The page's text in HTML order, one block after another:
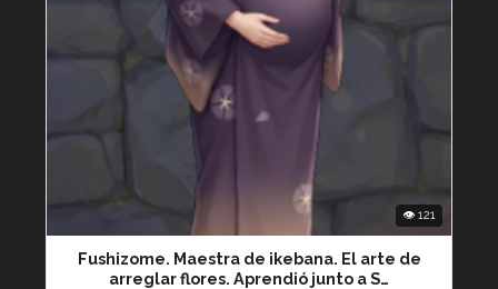
👁 121
Fushizome. Maestra de ikebana. El arte de
arreglar flores. Aprendió junto a S…